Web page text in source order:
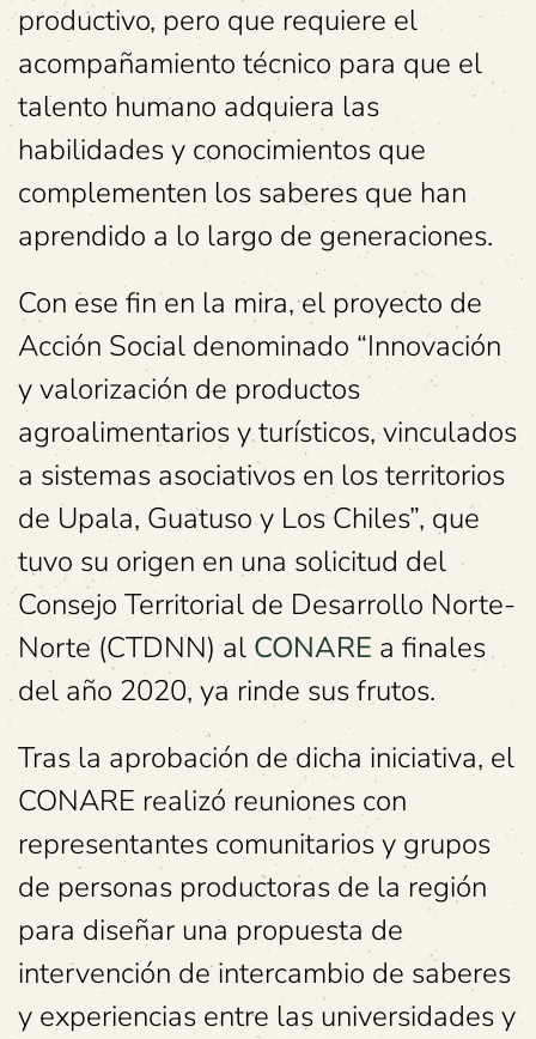
productivo, pero que requiere el
acompañamiento técnico para que el
talento humano adquiera las
habilidades y conocimientos que
complementen los saberes que han
aprendido a lo largo de generaciones.
Con ese fin en la mira, el proyecto de
Acción Social denominado “Innovación
y valorización de productos
agroalimentarios y turísticos, vinculados
a sistemas asociativos en los territorios
de Upala, Guatuso y Los Chiles”, que
tuvo su origen en una solicitud del
Consejo Territorial de Desarrollo Norte-
Norte (CTDNN) al CONARE a finales
del año 2020, ya rinde sus frutos.
Tras la aprobación de dicha iniciativa, el
CONARE realizó reuniones con
representantes comunitarios y grupos
de personas productoras de la región
para diseñar una propuesta de
intervención de intercambio de saberes
y experiencias entre las universidades y